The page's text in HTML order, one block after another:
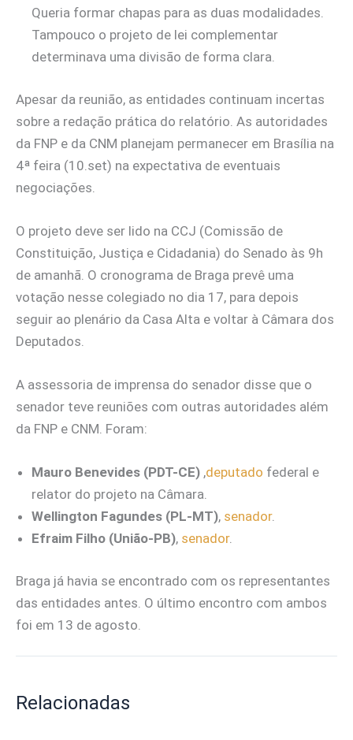
Queria formar chapas para as duas modalidades.
Tampouco o projeto de lei complementar
determinava uma divisão de forma clara.
Apesar da reunião, as entidades continuam incertas
sobre a redação prática do relatório. As autoridades
da FNP e da CNM planejam permanecer em Brasília na
4ª feira (10.set) na expectativa de eventuais
negociações.
O projeto deve ser lido na CCJ (Comissão de
Constituição, Justiça e Cidadania) do Senado às 9h
de amanhã. O cronograma de Braga prevê uma
votação nesse colegiado no dia 17, para depois
seguir ao plenário da Casa Alta e voltar à Câmara dos
Deputados.
A assessoria de imprensa do senador disse que o
senador teve reuniões com outras autoridades além
da FNP e CNM. Foram:
Mauro Benevides (PDT-CE) ,deputado federal e
relator do projeto na Câmara.
Wellington Fagundes (PL-MT), senador.
Efraim Filho (União-PB), senador.
Braga já havia se encontrado com os representantes
das entidades antes. O último encontro com ambos
foi em 13 de agosto.
Relacionadas